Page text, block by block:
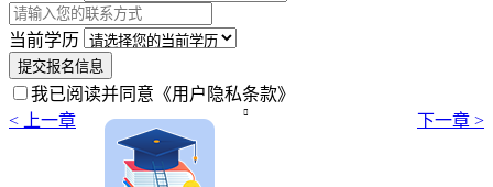
当前学历
提交报名信息
我已阅读并同意 《用户隐私条款》
< 上一章
 下一章 >